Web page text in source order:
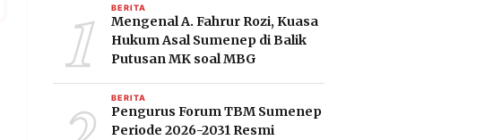
1 BERITA
Mengenal A. Fahrur Rozi, Kuasa
Hukum Asal Sumenep di Balik
Putusan MK soal MBG
BERITA
Pengurus Forum TBM Sumenep
Periode 2026-2031 Resmi